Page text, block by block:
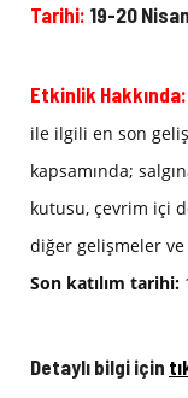
Tarihi: 19-20
Etkinlik Hakkında:
ile ilgili en son
kapsamında;
kutusu, çevrim içi
diğer gelişmeler ve
Son katılım tarihi:
Detaylı bilgi için